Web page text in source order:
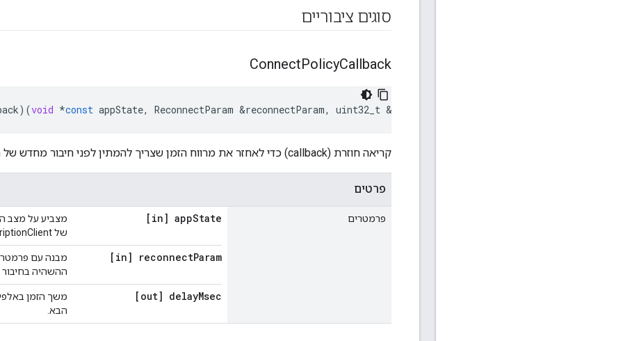
סוגים ציבוריים
ConnectPolicyCallback
)(void *const appState, ReconnectParam &reconnectParam, uint32_t &
קריאה חוזרת (callback) כדי לאחזר את מרווח הזמן שצריך להמתין לפני חיבור מחדש של המנהרה הבאה.
פרטים
פרמטרים [in] appState
מצביע על מצב
של SubscriptionClient.
[in] reconnectParam
מבנה עם
ההשהיה
[out] delayMsec
משך הזמן
הבא.